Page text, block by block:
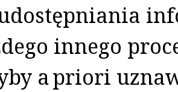
innego
a priori